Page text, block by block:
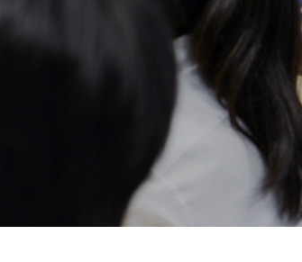
個人情報保護への取り組み
地の塩、世の光（スクール・モットー）